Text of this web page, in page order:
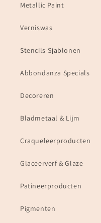
Metallic Paint
Verniswas
Stencils-Sjablonen
Abbondanza Specials
Decoreren
Bladmetaal & Lijm
Craqueleerproducten
Glaceerverf & Glaze
Patineerproducten
Pigmenten